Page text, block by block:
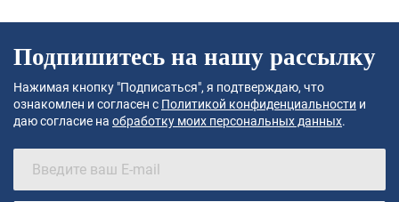
Подпишитесь на нашу рассылку
Нажимая кнопку "Подписаться", я подтверждаю, что
ознакомлен и согласен с Политикой конфиденциальности и
даю согласие на обработку моих персональных данных.